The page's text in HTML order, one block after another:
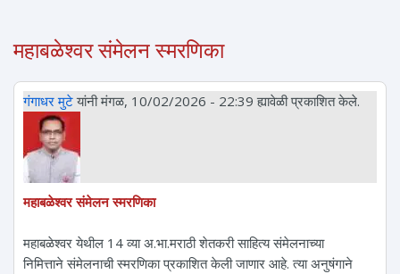
महाबळेश्वर संमेलन स्मरणिका
गंगाधर मुटेयांनी मंगळ, 10/02/2026 - 22:39 ह्यावेळी प्रकाशित केले.
महाबळेश्वर संमेलन स्मरणिका
महाबळेश्वर येथील 14 व्या अ.भा.मराठी शेतकरी साहित्य संमेलनाच्या
निमित्ताने संमेलनाची स्मरणिका प्रकाशित केली जाणार आहे. त्या अनुषंगाने